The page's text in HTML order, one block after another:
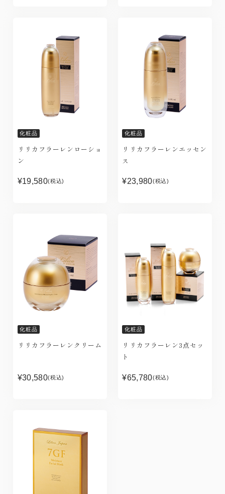
化粧品
リリカフラーレンローショ
ン
¥19,580(税込)
化粧品
リリカフラーレンエッセン
ス
¥23,980(税込)
化粧品
リリカフラーレンクリーム
¥30,580(税込)
化粧品
リリカフラーレン3点セッ
ト
¥65,780(税込)